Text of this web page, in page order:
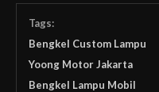
Tags:
Bengkel Custom Lampu
Yoong Motor Jakarta
Bengkel Lampu Mobil